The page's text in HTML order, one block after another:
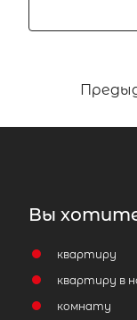
Вы
квартиру
квартиру в
комнату